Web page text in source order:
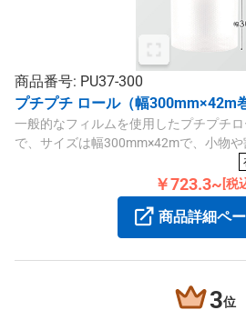
商品番号: PU37-300
プチプチ ロール（幅300mm×42m
一般的なフィルムを使用したプチプチ
で、サイズは幅300mm×42mで、小物
￥723.3~ [税
商品詳細ペ
3位